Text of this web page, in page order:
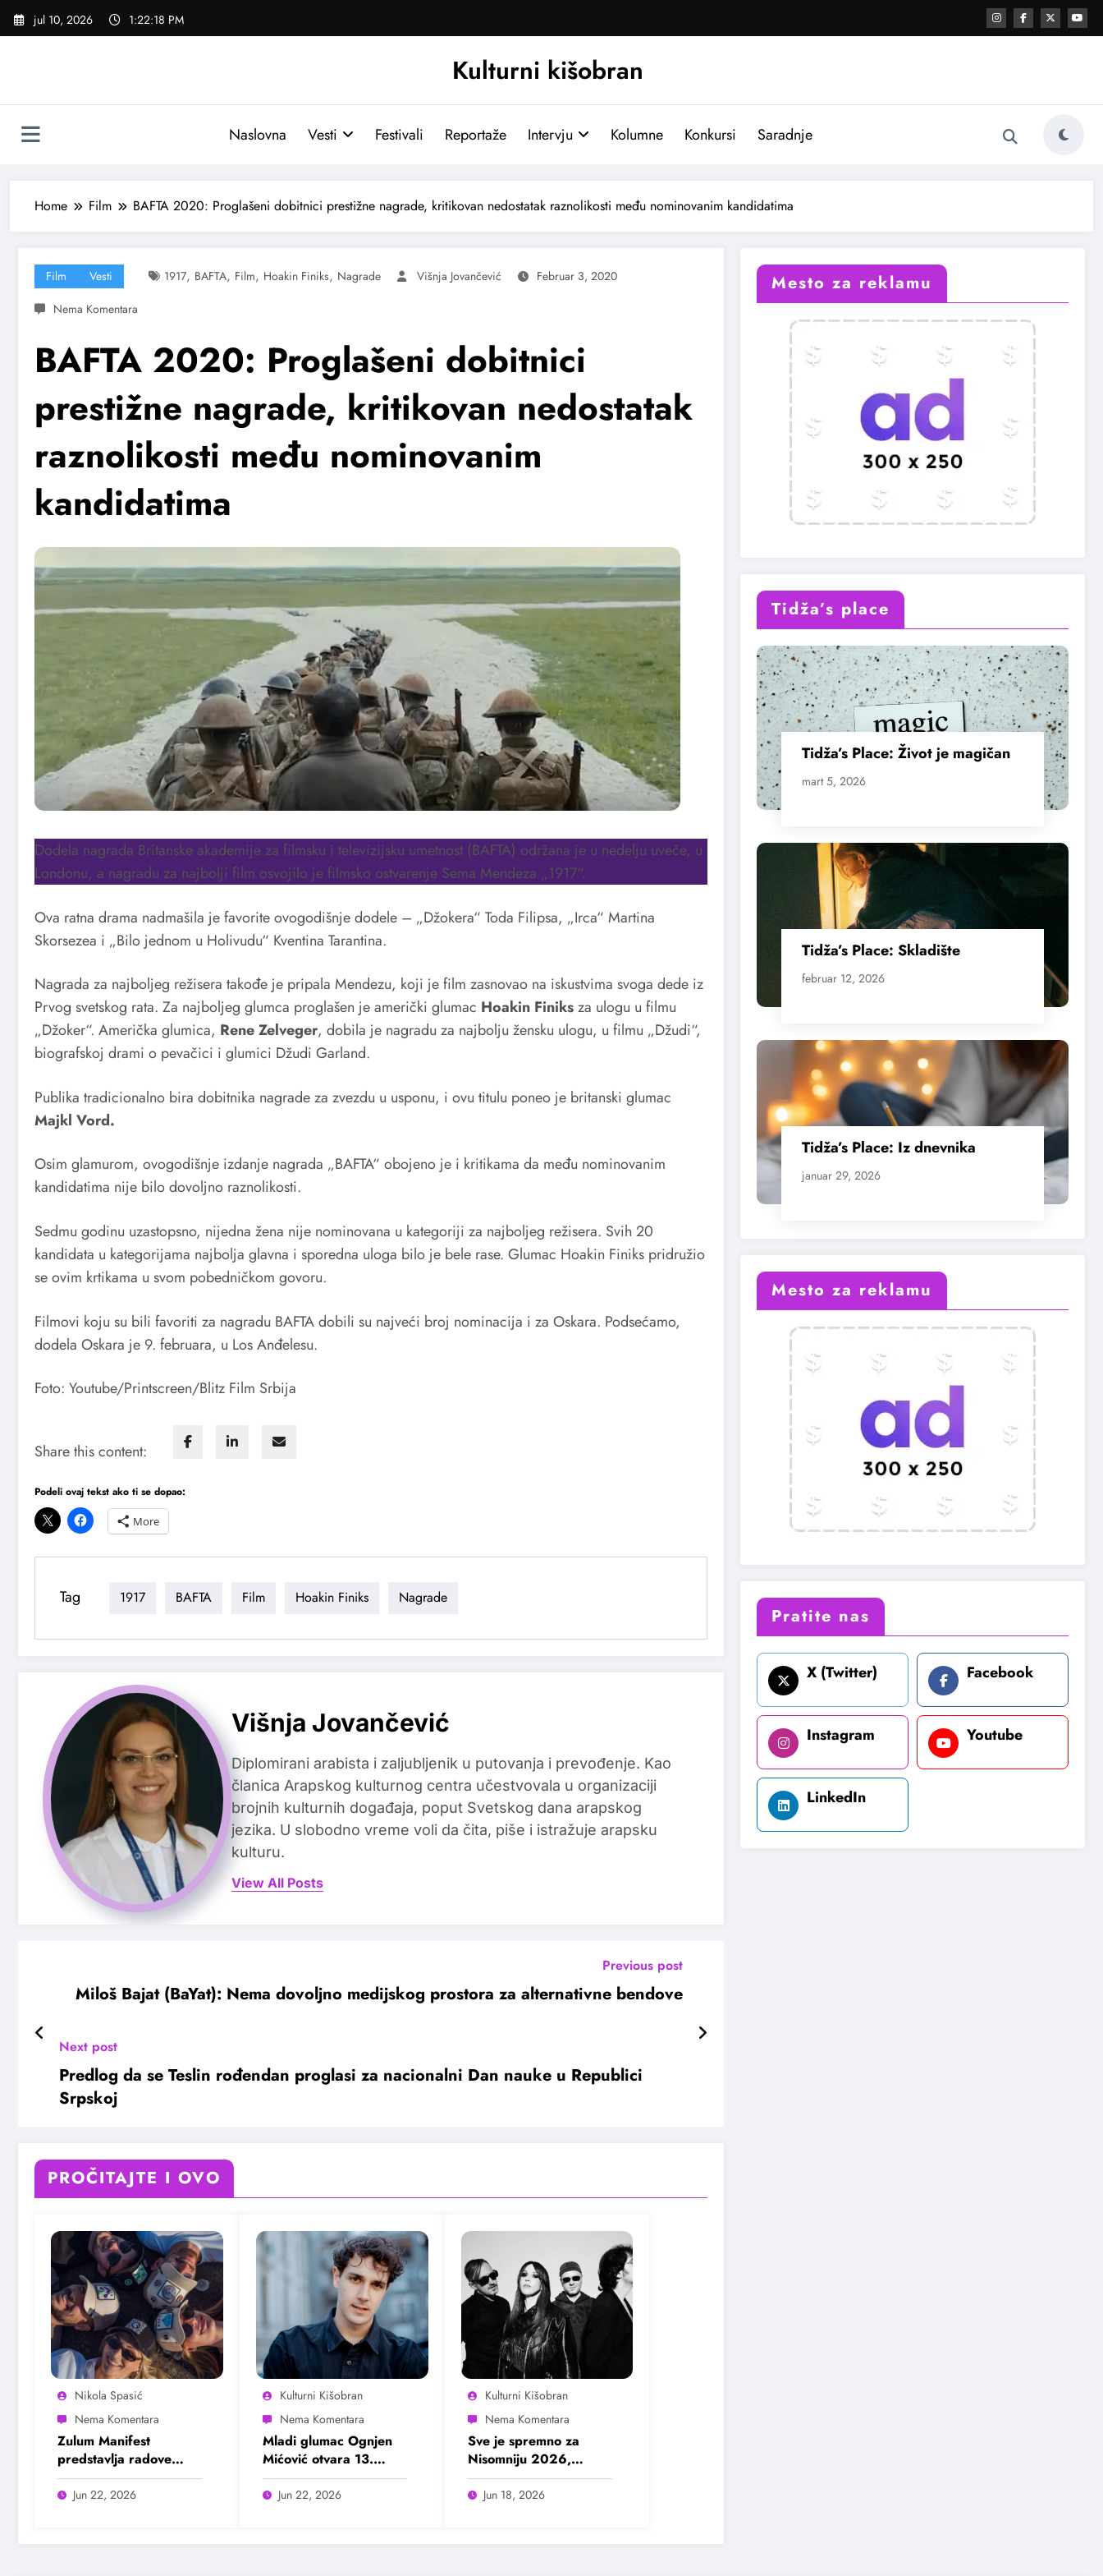
Skoči
jul 10, 2026 1:22:19 PM
Kulturni kišobran
Naslovna Vesti Festivali Reportaže Intervju Kolumne Konkursi Saradnje
Home Film BAFTA 2020: Proglašeni dobitnici prestižne nagrade, kritikovan nedostatak raznolikosti među nominovanim kandidatima
Film Vesti 1917, BAFTA, Film, Hoakin Finiks, Nagrade Višnja Jovančević Februar 3, 2020
BAFTA 2020: Proglašeni dobitnici
prestižne nagrade, kritikovan nedostatak
raznolikosti među nominovanim
kandidatima
Dodela nagrada Britanske akademije za filmsku i televizijsku umetnost (BAFTA) održana je u nedelju uveče, u
Londonu, a nagradu za najbolji film osvojilo je filmsko ostvarenje Sema Mendeza „1917“.
Ova ratna drama nadmašila je favorite ovogodišnje dodele – „Džokera“ Toda Filipsa, „Irca“ Martina
Skorsezea i „Bilo jednom u Holivudu“ Kventina Tarantina.
Nagrada za najboljeg režisera takođe je pripala Mendezu, koji je film zasnovao na iskustvima svoga dede iz
Prvog svetskog rata. Za najboljeg glumca proglašen je američki glumac Hoakin Finiksza ulogu u filmu
„Džoker“. Američka glumica, Rene Zelveger, dobila je nagradu za najbolju žensku ulogu, u filmu „Džudi“,
biografskoj drami o pevačici i glumici Džudi Garland.
Publika tradicionalno bira dobitnika nagrade za zvezdu u usponu, i ovu titulu poneo je britanski glumac
Majkl Vord.
Osim glamurom, ovogodišnje izdanje nagrada „BAFTA“ obojeno je i kritikama da među nominovanim
kandidatima nije bilo dovoljno raznolikosti.
Sedmu godinu uzastopsno, nijedna žena nije nominovana u kategoriji za najboljeg režisera. Svih 20
kandidata u kategorijama najbolja glavna i sporedna uloga bilo je bele rase. Glumac Hoakin Finiks pridružio
se ovim krtikama u svom pobedničkom govoru.
Filmovi koju su bili favoriti za nagradu BAFTA dobili su najveći broj nominacija i za Oskara. Podsećamo,
dodela Oskara je 9. februara, u Los Anđelesu.
Foto: Youtube/Printscreen/Blitz Film Srbija
Share this content:
Podeli ovaj tekst ako ti se dopao:
More
Tag 1917 BAFTA Film Hoakin Finiks Nagrade
Višnja Jovančević
Diplomirani arabista i zaljubljenik u putovanja i prevođenje. Kao
članica Arapskog kulturnog centra učestvovala u organizaciji
brojnih kulturnih događaja, poput Svetskog dana arapskog
jezika. U slobodno vreme voli da čita, piše i istražuje arapsku
kulturu.
View All Posts
Previous post
Miloš Bajat (BaYat): Nema dovoljno medijskog prostora za alternativne bendove
Next post
Predlog da se Teslin rođendan proglasi za nacionalni Dan nauke u Republici
Srpskoj
PROČITAJTE I OVO
Nikola Spasić
Zulum Manifest
predstavlja radove
deset finalista u
Madlenianumu
Jun 22, 2026
Kulturni Kišobran
Mladi glumac Ognjen
Mićović otvara 13.
Bašta Fest
Jun 22, 2026
Kulturni Kišobran
Sve je spremno za
Nisomniju 2026,
pogledajte program
Jun 18, 2026
Mesto za reklamu
Tidža’s place
Tidža’s Place: Život je magičan
mart 5, 2026
Tidža’s Place: Skladište
februar 12, 2026
Tidža’s Place: Iz dnevnika
januar 29, 2026
Mesto za reklamu
Pratite nas
X (Twitter) Facebook
Instagram Youtube
LinkedIn